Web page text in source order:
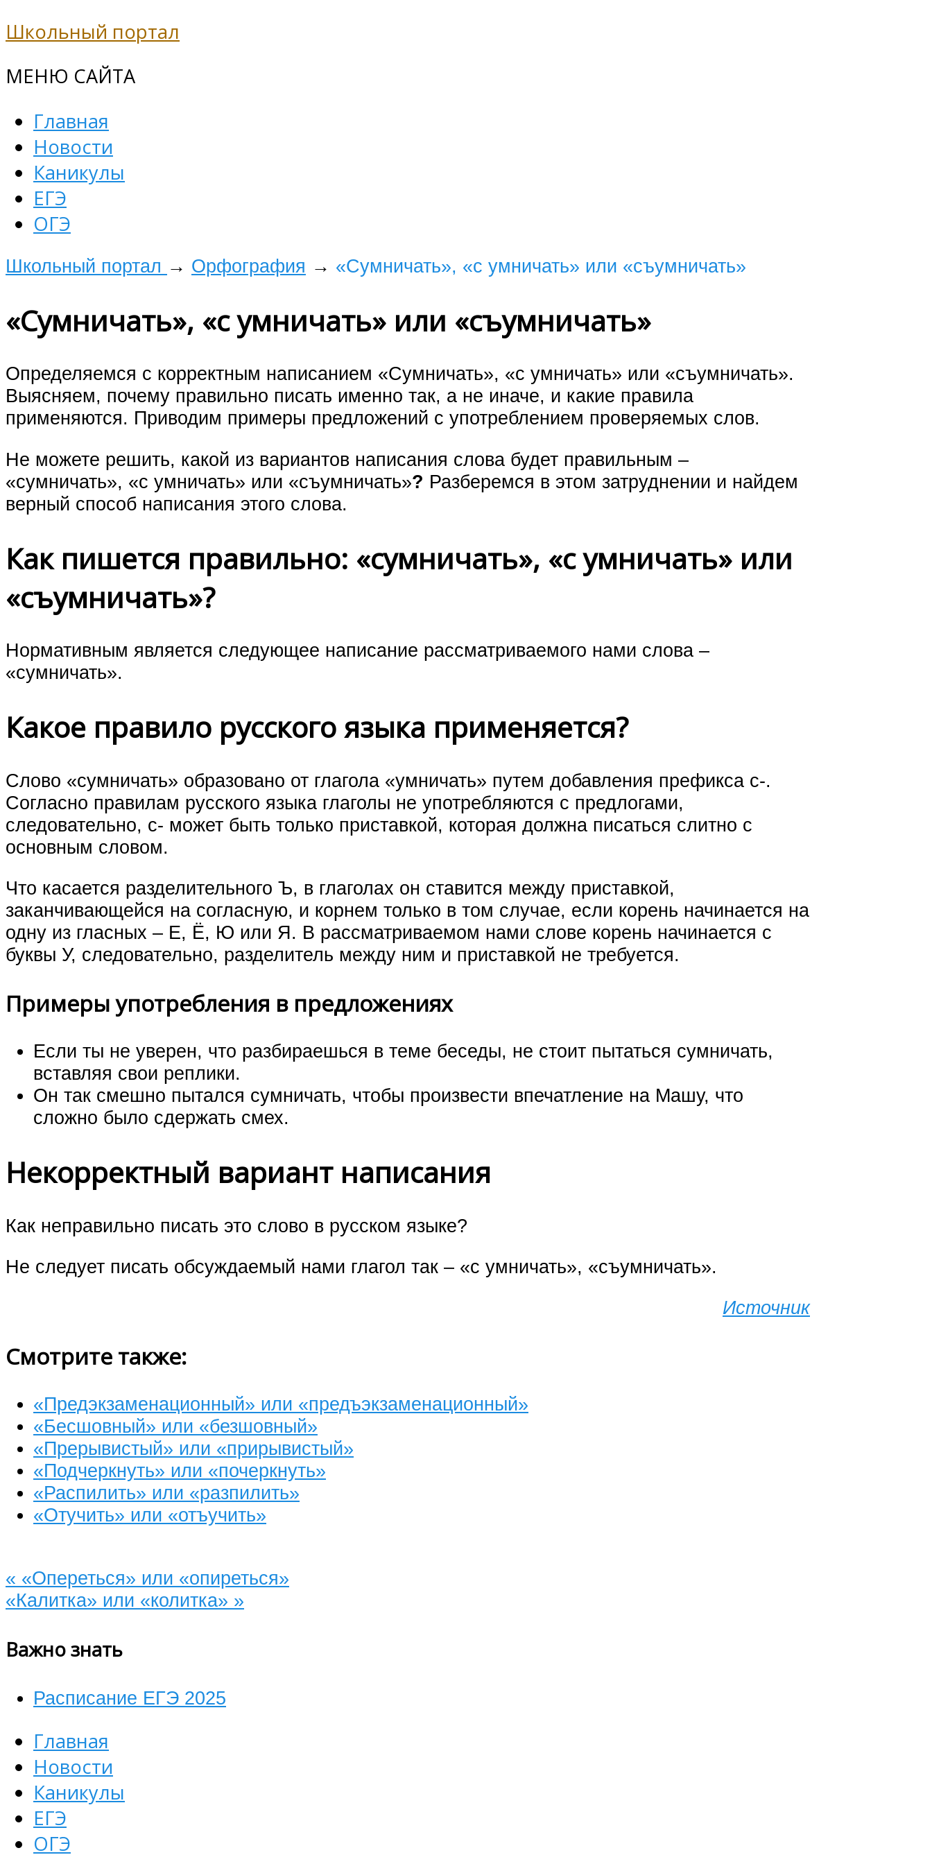
Школьный портал
МЕНЮ САЙТА
Главная
Новости
Каникулы
ЕГЭ
ОГЭ
Школьный портал → Орфография → «Сумничать», «с умничать» или «съумничать»
«Сумничать», «с умничать» или «съумничать»
Определяемся с корректным написанием «Сумничать», «с умничать» или «съумничать».
Выясняем, почему правильно писать именно так, а не иначе, и какие правила
применяются. Приводим примеры предложений с употреблением проверяемых слов.
Не можете решить, какой из вариантов написания слова будет правильным –
«сумничать», «с умничать» или «съумничать»? Разберемся в этом затруднении и найдем
верный способ написания этого слова.
Как пишется правильно: «сумничать», «с умничать» или
«съумничать»?
Нормативным является следующее написание рассматриваемого нами слова –
«сумничать».
Какое правило русского языка применяется?
Слово «сумничать» образовано от глагола «умничать» путем добавления префикса с-.
Согласно правилам русского языка глаголы не употребляются с предлогами,
следовательно, с- может быть только приставкой, которая должна писаться слитно с
основным словом.
Что касается разделительного Ъ, в глаголах он ставится между приставкой,
заканчивающейся на согласную, и корнем только в том случае, если корень начинается на
одну из гласных – Е, Ё, Ю или Я. В рассматриваемом нами слове корень начинается с
буквы У, следовательно, разделитель между ним и приставкой не требуется.
Примеры употребления в предложениях
Если ты не уверен, что разбираешься в теме беседы, не стоит пытаться сумничать,
вставляя свои реплики.
Он так смешно пытался сумничать, чтобы произвести впечатление на Машу, что
сложно было сдержать смех.
Некорректный вариант написания
Как неправильно писать это слово в русском языке?
Не следует писать обсуждаемый нами глагол так – «с умничать», «съумничать».
Источник
Смотрите также:
«Предэкзаменационный» или «предъэкзаменационный»
«Бесшовный» или «безшовный»
«Прерывистый» или «прирывистый»
«Подчеркнуть» или «почеркнуть»
«Распилить» или «разпилить»
«Отучить» или «отъучить»
« «Опереться» или «опиреться»
«Калитка» или «колитка» »
Важно знать
Расписание ЕГЭ 2025
Главная
Новости
Каникулы
ЕГЭ
ОГЭ